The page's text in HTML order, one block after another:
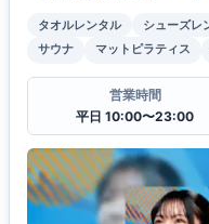
タオルレンタル シューズレ
サウナ
マットピラティス
営業時間
平日 10:00〜23:00